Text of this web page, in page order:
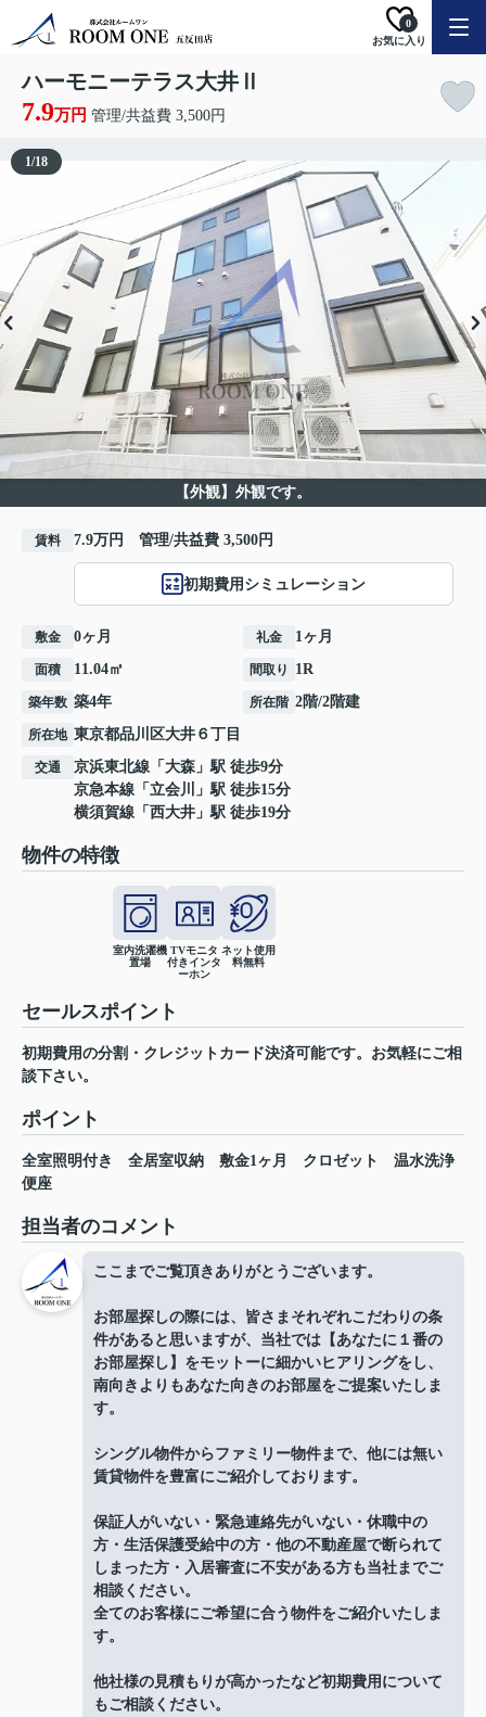
お気に入り
0
ハーモニーテラス大井Ⅱ
7.9万円 管理/共益費 3,500円
【外観】外観です。
1/18
賃料 7.9万円 管理/共益費 3,500円
初期費用シミュレーション
敷金 0ヶ月 礼金 1ヶ月
面積 11.04㎡ 間取り 1R
築年数 築4年 所在階 2階/2階建
所在地 東京都品川区大井 ６丁目
交通 京浜東北線 「 大森 」駅 徒歩9分
京急本線 「 立会川
」駅 徒歩15分
横須賀線 「 西大井 」駅 徒歩19分
物件の特徴
室内洗濯機
置場
TVモニタ
付きインタ
ーホン
ネット使用
料無料
セールスポイント
初期費用の分割・クレジットカード決済可能です。お気軽にご相
談下さい。
ポイント
全室照明付き 全居室収納 敷金1ヶ月 クロゼット
温水洗浄
便座
担当者のコメント
ここまでご覧頂きありがとうございます。
お部屋探しの際には、皆さまそれぞれこだわりの条
件があると思いますが、当社では【あなたに１番の
お部屋探し】をモットーに細かいヒアリングをし、
南向きよりもあなた向きのお部屋をご提案いたしま
す。
シングル物件からファミリー物件まで、他には無い
賃貸物件を豊富にご紹介しております。
保証人がいない・緊急連絡先がいない・休職中の
方・生活保護受給中の方・他の不動産屋で断られて
しまった方・入居審査に不安がある方も当社までご
相談ください。
全てのお客様にご希望に合う物件をご紹介いたしま
す。
他社様の見積もりが高かったなど初期費用について
もご相談ください。